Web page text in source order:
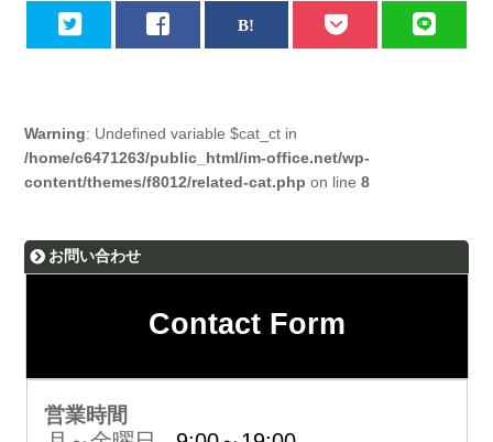
Warning: Undefined variable $cat_ct in
/home/c6471263/public_html/im-office.net/wp-
content/themes/f8012/related-cat.php on line8
お問い合わせ
Contact Form
営業時間